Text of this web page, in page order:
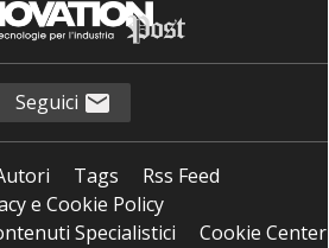
Seguici
Tags
Rss Feed
e Cookie Policy
Specialistici
Cookie Center